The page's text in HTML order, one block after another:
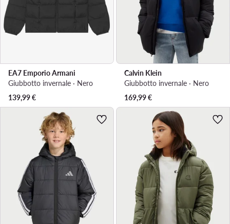
EA7 Emporio Armani
Giubbotto invernale · Nero
139,99€
Calvin Klein
Giubbotto invernale · Nero
169,99€